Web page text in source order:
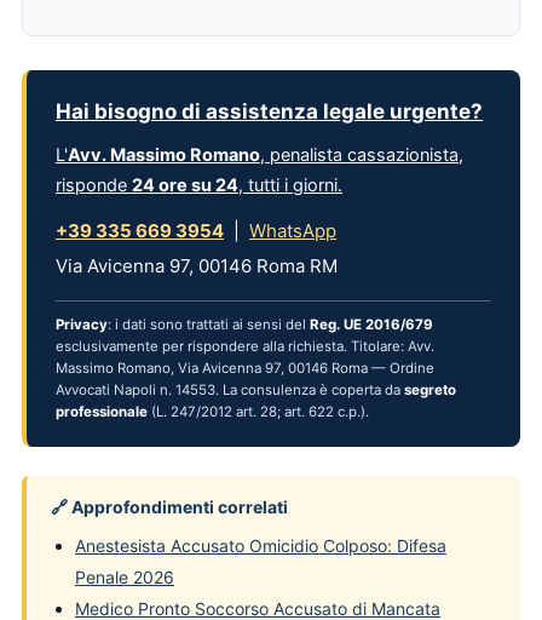
Hai bisogno di assistenza legale urgente?
L'Avv. Massimo Romano, penalista cassazionista,
risponde 24 ore su 24, tutti i giorni.
+39 335 669 3954
WhatsApp
Via Avicenna 97, 00146 Roma RM
Privacy: i dati sono trattati ai sensi del Reg. UE 2016/679
esclusivamente per rispondere alla richiesta. Titolare: Avv.
Massimo Romano, Via Avicenna 97, 00146 Roma — Ordine
Avvocati Napoli n. 14553. La consulenza è coperta da segreto
professionale (L. 247/2012 art. 28; art. 622 c.p.).
🔗 Approfondimenti correlati
Anestesista Accusato Omicidio Colposo: Difesa
Penale 2026
Medico Pronto Soccorso Accusato di Mancata